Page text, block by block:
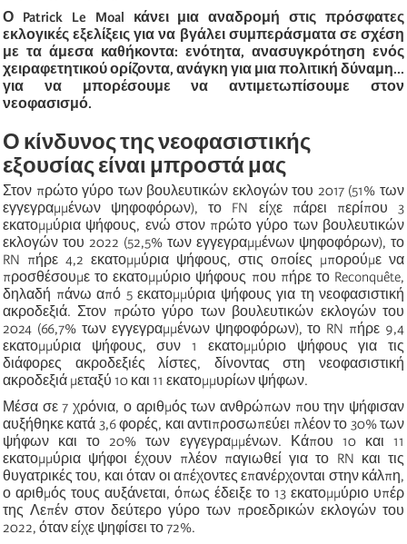
Ο Patrick Le Moal κάνει μια αναδρομή στις πρόσφατες
εκλογικές εξελίξεις για να βγάλει συμπεράσματα σε σχέση
με τα άμεσα καθήκοντα: ενότητα, ανασυγκρότηση ενός
χειραφετητικού ορίζοντα, ανάγκη για μια πολιτική δύναμη...
για να μπορέσουμε να αντιμετωπίσουμε στον
νεοφασισμό.
Ο κίνδυνος της νεοφασιστικής
εξουσίας είναι μπροστά μας
Στον πρώτο γύρο των βουλευτικών εκλογών του 2017 (51% των
εγγεγραμμένων ψηφοφόρων), το FN είχε πάρει περίπου 3
εκατομμύρια ψήφους, ενώ στον πρώτο γύρο των βουλευτικών
εκλογών του 2022 (52,5% των εγγεγραμμένων ψηφοφόρων), το
RN πήρε 4,2 εκατομμύρια ψήφους, στις οποίες μπορούμε να
προσθέσουμε το εκατομμύριο ψήφους που πήρε το Reconquête,
δηλαδή πάνω από 5 εκατομμύρια ψήφους για τη νεοφασιστική
ακροδεξιά. Στον πρώτο γύρο των βουλευτικών εκλογών του
2024 (66,7% των εγγεγραμμένων ψηφοφόρων), το RN πήρε 9,4
εκατομμύρια ψήφους, συν 1 εκατομμύριο ψήφους για τις
διάφορες ακροδεξιές λίστες, δίνοντας στη νεοφασιστική
ακροδεξιά μεταξύ 10 και 11 εκατομμυρίων ψήφων.
Μέσα σε 7 χρόνια, ο αριθμός των ανθρώπων που την ψήφισαν
αυξήθηκε κατά 3,6 φορές, και αντιπροσωπεύει πλέον το 30% των
ψήφων και το 20% των εγγεγραμμένων. Κάπου 10 και 11
εκατομμύρια ψήφοι έχουν πλέον παγιωθεί για το RN και τις
θυγατρικές του, και όταν οι απέχοντες επανέρχονται στην κάλπη,
ο αριθμός τους αυξάνεται, όπως έδειξε το 13 εκατομμύριο υπέρ
της Λεπέν στον δεύτερο γύρο των προεδρικών εκλογών του
2022, όταν είχε ψηφίσει το 72%.